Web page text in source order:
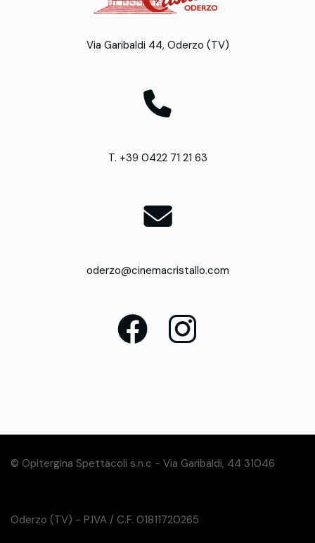
Via Garibaldi 44, Oderzo (TV)
T. +39 0422 71 21 63
oderzo@cinemacristallo.com
© Opitergina Spettacoli s.n.c - Via Garibaldi, 44 31046
Oderzo (TV) - P.IVA / C.F. 01811720265